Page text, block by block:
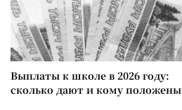
Выплаты к школе в 2026 году:
сколько дают и кому положены